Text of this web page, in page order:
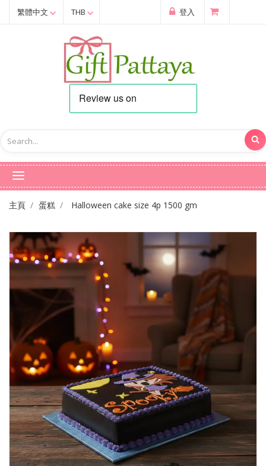
繁體中文 THB 登入
主頁 蛋糕 Halloween cake size 4p 1500 gm